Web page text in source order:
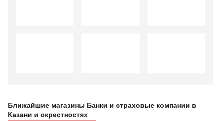
Ближайшие магазины Банки и страховые компании в
Казани и окрестностях